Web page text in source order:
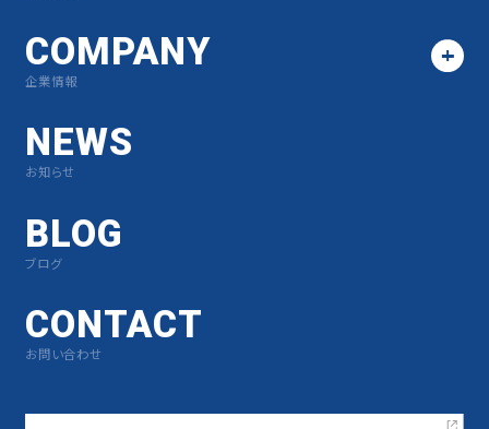
COMPANY
企業情報
NEWS
お知らせ
BLOG
ブログ
CONTACT
お問い合わせ